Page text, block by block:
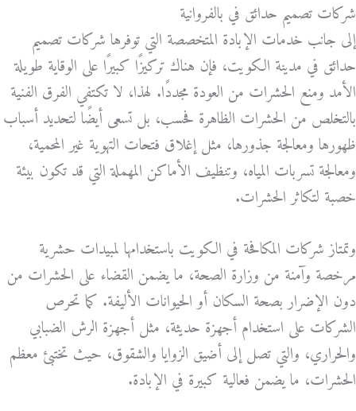
شركات تصميم حدائق في بالفروانية
إلى جانب خدمات الإبادة المتخصصة التي توفرها شركات تصميم
حدائق في مدينة الكويت، فإن هناك تركيزًا كبيرًا على الوقاية طويلة
الأمد ومنع الحشرات من العودة مجددًا. لهذا، لا تكتفي الفرق الفنية
بالتخلص من الحشرات الظاهرة فحسب، بل تسعى أيضًا لتحديد أسباب
ظهورها ومعالجة جذورها، مثل إغلاق فتحات التهوية غير المحمية،
ومعالجة تسربات المياه، وتنظيف الأماكن المهملة التي قد تكون بيئة
خصبة لتكاثر الحشرات.
وتمتاز شركات المكافحة في الكويت باستخدامها لمبيدات حشرية
مرخصة وآمنة من وزارة الصحة، ما يضمن القضاء على الحشرات من
دون الإضرار بصحة السكان أو الحيوانات الأليفة. كما تحرص
الشركات على استخدام أجهزة حديثة، مثل أجهزة الرش الضبابي
والحراري، والتي تصل إلى أضيق الزوايا والشقوق، حيث تختبئ معظم
الحشرات، ما يضمن فعالية كبيرة في الإبادة.